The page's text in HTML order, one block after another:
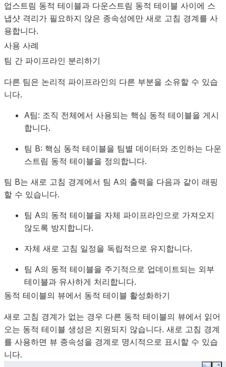
업스트림 동적 테이블과 다운스트림 동적 테이블 사이에 스
냅샷 격리가 필요하지 않은 종속성에만 새로 고침 경계를 사
용합니다.
사용 사례
팀 간 파이프라인 분리하기
다른 팀은 논리적 파이프라인의 다른 부분을 소유할 수 있습
니다.
A팀: 조직 전체에서 사용되는 핵심 동적 테이블을 게시
합니다.
팀 B: 핵심 동적 테이블을 팀별 데이터와 조인하는 다운
스트림 동적 테이블을 정의합니다.
팀 B는 새로 고침 경계에서 팀 A의 출력을 다음과 같이 래핑
할 수 있습니다.
팀 A의 동적 테이블을 자체 파이프라인으로 가져오지
않도록 방지합니다.
자체 새로 고침 일정을 독립적으로 유지합니다.
팀 A의 동적 테이블을 주기적으로 업데이트되는 외부
테이블과 유사하게 처리합니다.
동적 테이블의 뷰에서 동적 테이블 활성화하기
새로 고침 경계가 없는 경우 다른 동적 테이블의 뷰에서 읽어
오는 동적 테이블 생성은 지원되지 않습니다. 새로 고침 경계
를 사용하면 뷰 종속성을 경계로 명시적으로 표시할 수 있습
니다.